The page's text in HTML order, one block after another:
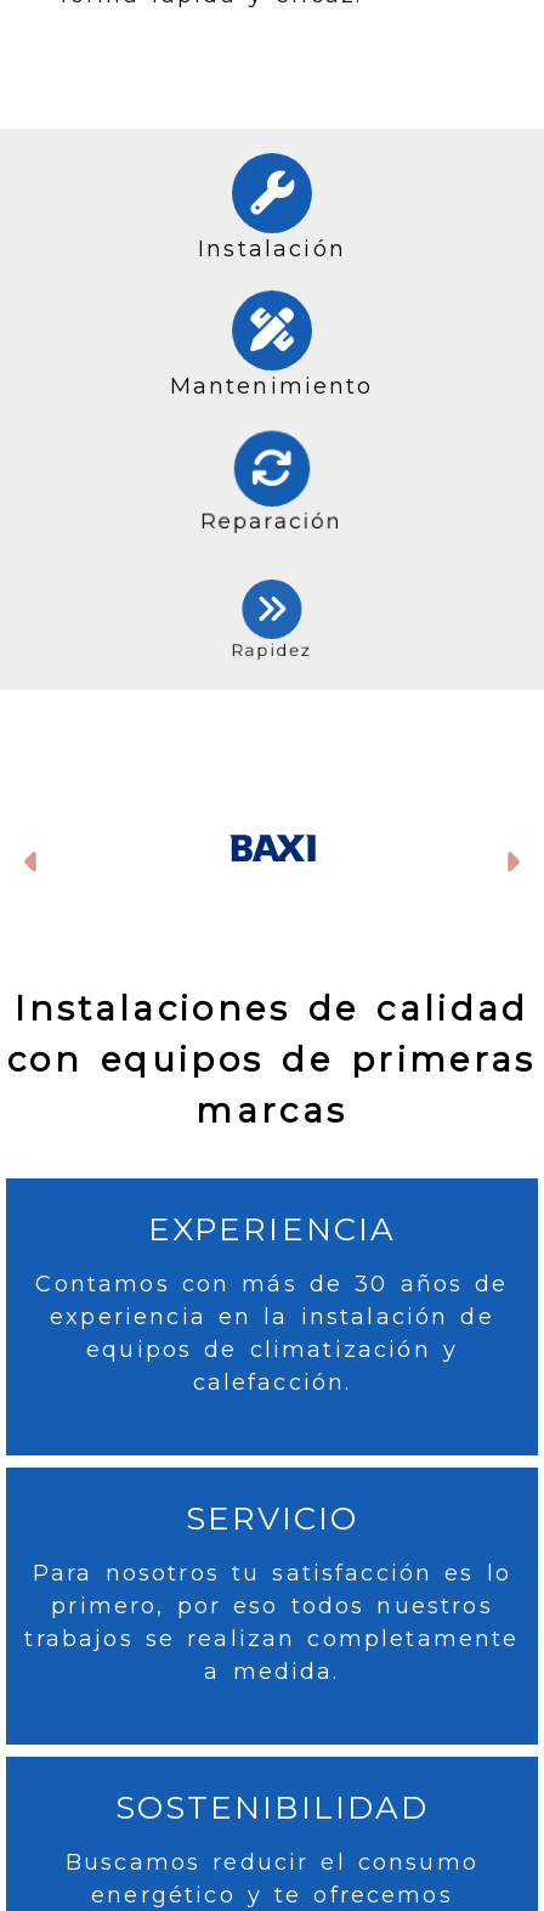
Instalación
Mantenimiento
Reparación
Rapidez
Instalaciones de calidad
con equipos de primeras
marcas
EXPERIENCIA
Contamos con más de 30 años de
experiencia en la instalación de
equipos de climatización y
calefacción.
SERVICIO
Para nosotros tu satisfacción es lo
primero, por eso todos nuestros
trabajos se realizan completamente
a medida.
SOSTENIBILIDAD
Buscamos reducir el consumo
energético y te ofrecemos